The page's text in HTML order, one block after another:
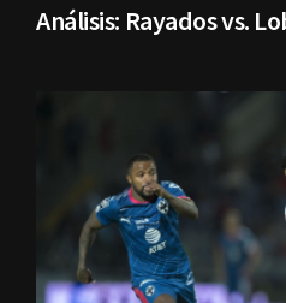
Análisis: Rayados vs.